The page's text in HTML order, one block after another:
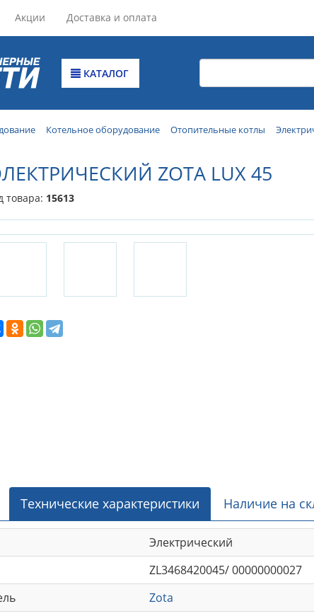
Акции Доставка и оплата
КАТАЛОГ
Котельное оборудование Отопительные котлы
ZOTA LUX 45
товара: 15613
Технические характеристики Наличие на
Электрический
ZL3468420045/ 00000000027
Zota